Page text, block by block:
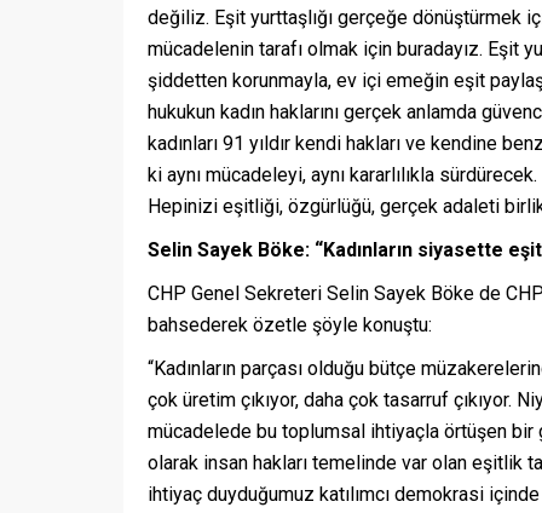
değiliz. Eşit yurttaşlığı gerçeğe dönüştürmek
mücadelenin tarafı olmak için buradayız. Eşit
şiddetten korunmayla, ev içi emeğin eşit
hukukun kadın haklarını gerçek anlamda
kadınları 91 yıldır kendi hakları ve kendine
ki aynı mücadeleyi, aynı kararlılıkla
Hepinizi eşitliği, özgürlüğü, gerçek adaleti
Selin Sayek Böke: “Kadınların siyasette
CHP Genel Sekreteri Selin Sayek Böke de
bahsederek özetle şöyle konuştu:
“Kadınların parçası olduğu bütçe
çok üretim çıkıyor, daha çok tasarruf çıkıyor.
mücadelede bu toplumsal ihtiyaçla örtüşen bir
olarak insan hakları temelinde var olan eşitlik
ihtiyaç duyduğumuz katılımcı demokrasi